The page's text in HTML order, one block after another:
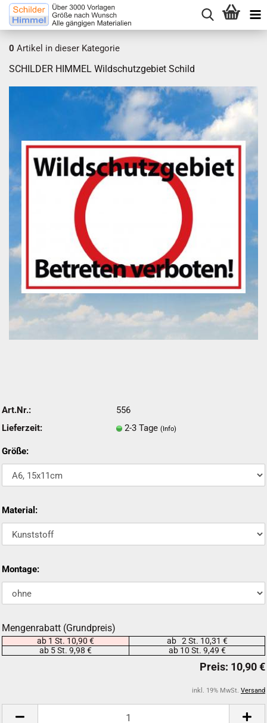
0 Artikel in dieser Kategorie
SCHILDER HIMMEL Wildschutzgebiet Schild
Art.Nr.:
556
Lieferzeit:
2-3 Tage (Info)
Größe:
Material:
Montage:
Mengenrabatt (Grundpreis)
ab 1 St. 10,90 €
ab 2 St. 10,31 €
ab 5 St. 9,98 €
ab 10 St. 9,49 €
inkl. 19% MwSt. Versand